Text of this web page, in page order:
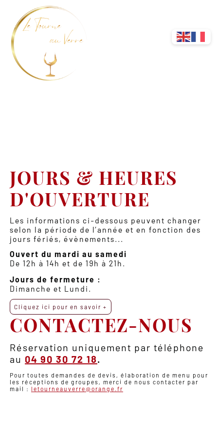
JOURS & HEURES
D'OUVERTURE
Les informations ci-dessous peuvent changer
selon la période de l’année et en fonction des
jours fériés, évènements...
Ouvert du mardi au samedi
De 12h à 14h et de 19h à 21h.
Jours de fermeture :
Dimanche et Lundi.
Cliquez ici pour en savoir +
CONTACTEZ-NOUS
Réservation uniquement par téléphone
au 04 90 30 72 18.
Pour toutes demandes de devis, élaboration de menu pour
les réceptions de groupes, merci de nous contacter par
mail : letourneauverre@orange.fr